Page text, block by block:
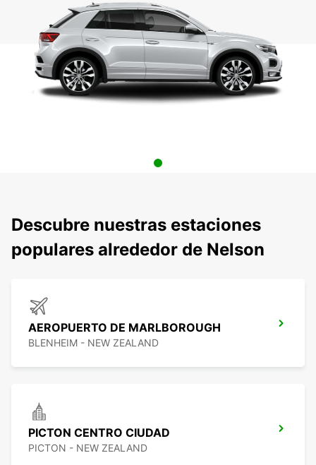
Descubre nuestras estaciones
populares alrededor de Nelson
AEROPUERTO DE MARLBOROUGH
BLENHEIM - NEW ZEALAND
PICTON CENTRO CIUDAD
PICTON - NEW ZEALAND